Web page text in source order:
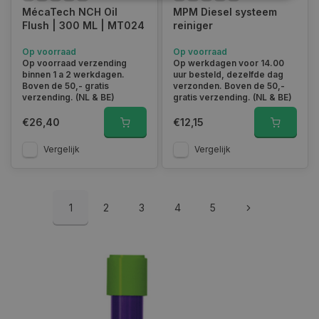
MécaTech NCH Oil
Flush | 300 ML | MT024
Op voorraad
Op voorraad verzending
binnen 1 a 2 werkdagen.
Boven de 50,- gratis
verzending. (NL & BE)
€26,40
Vergelijk
MPM Diesel systeem
reiniger
Op voorraad
Op werkdagen voor 14.00
uur besteld, dezelfde dag
verzonden. Boven de 50,-
gratis verzending. (NL & BE)
€12,15
Vergelijk
1 2 3 4 5
Strikt noodzakelijk Prestatie
Niet-geclassificeerd
Strikt noodzakelijke cookies maken de
kernfunctionaliteiten van de website mogelijk, zoals
gebruikersaanmelding en accountbeheer. De
website kan niet goed worden gebruikt zonder de
strikt noodzakelijke cookies.
Domein